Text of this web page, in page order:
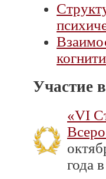
Участие
«VI
года